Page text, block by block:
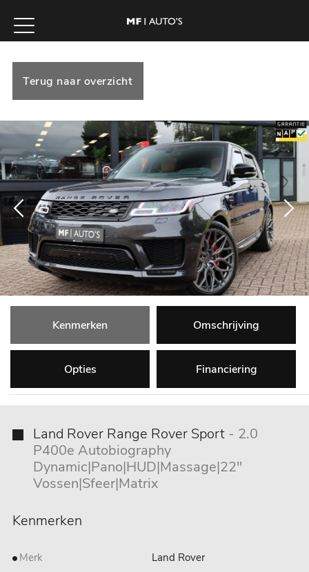
Terug naar overzicht
Kenmerken Omschrijving
Opties Financiering
Land Rover Range Rover Sport - 2.0
P400e Autobiography
Dynamic|Pano|HUD|Massage|22"
Vossen|Sfeer|Matrix
Kenmerken
Merk
Land Rover